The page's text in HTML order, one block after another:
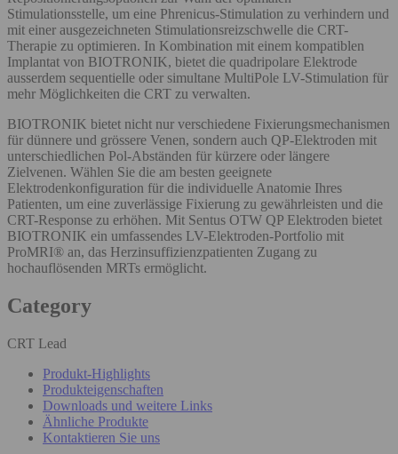
Stimulationsstelle, um eine Phrenicus-Stimulation zu verhindern und
mit einer ausgezeichneten Stimulationsreizschwelle die CRT-
Therapie zu optimieren. In Kombination mit einem kompatiblen
Implantat von BIOTRONIK, bietet die quadripolare Elektrode
ausserdem sequentielle oder simultane MultiPole LV-Stimulation für
mehr Möglichkeiten die CRT zu verwalten.
BIOTRONIK bietet nicht nur verschiedene Fixierungsmechanismen
für dünnere und grössere Venen, sondern auch QP-Elektroden mit
unterschiedlichen Pol-Abständen für kürzere oder längere
Zielvenen. Wählen Sie die am besten geeignete
Elektrodenkonfiguration für die individuelle Anatomie Ihres
Patienten, um eine zuverlässige Fixierung zu gewährleisten und die
CRT-Response zu erhöhen. Mit Sentus OTW QP Elektroden bietet
BIOTRONIK ein umfassendes LV-Elektroden-Portfolio mit
ProMRI® an, das Herzinsuffizienzpatienten Zugang zu
hochauflösenden MRTs ermöglicht.
Category
CRT Lead
Produkt-Highlights
Produkteigenschaften
Downloads und weitere Links
Ähnliche Produkte
Kontaktieren Sie uns